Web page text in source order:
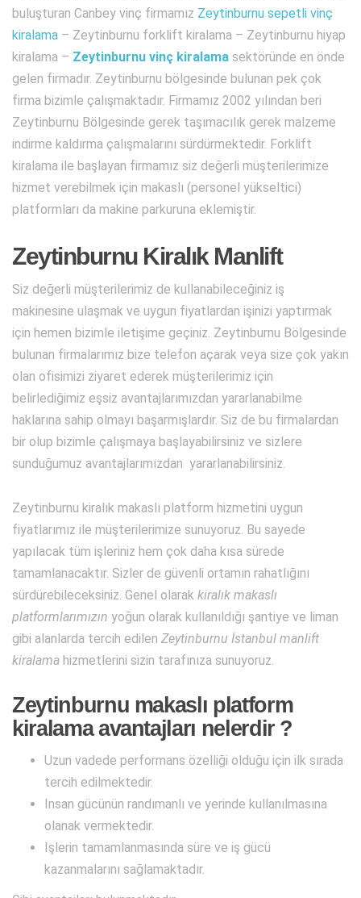
buluşturan Canbey vinç firmamız Zeytinburnu sepetli vinç
kiralama – Zeytinburnu forklift kiralama – Zeytinburnu hiyap
kiralama – Zeytinburnu vinç kiralama sektöründe en önde
gelen firmadır. Zeytinburnu bölgesinde bulunan pek çok
firma bizimle çalışmaktadır. Firmamız 2002 yılından beri
Zeytinburnu Bölgesinde gerek taşımacılık gerek malzeme
indirme kaldırma çalışmalarını sürdürmektedir. Forklift
kiralama ile başlayan firmamız siz değerli müşterilerimize
hizmet verebilmek için makaslı (personel yükseltici)
platformları da makine parkuruna eklemiştir.
Zeytinburnu Kiralık Manlift
Siz değerli müşterilerimiz de kullanabileceğiniz iş
makinesine ulaşmak ve uygun fiyatlardan işinizi yaptırmak
için hemen bizimle iletişime geçiniz. Zeytinburnu Bölgesinde
bulunan firmalarımız bize telefon açarak veya size çok yakın
olan ofisimizi ziyaret ederek müşterilerimiz için
belirlediğimiz eşsiz avantajlarımızdan yararlanabilme
haklarına sahip olmayı başarmışlardır. Siz de bu firmalardan
bir olup bizimle çalışmaya başlayabilirsiniz ve sizlere
sunduğumuz avantajlarımızdan yararlanabilirsiniz.
Zeytinburnu kiralık makaslı platform hizmetini uygun
fiyatlarımız ile müşterilerimize sunuyoruz. Bu sayede
yapılacak tüm işleriniz hem çok daha kısa sürede
tamamlanacaktır. Sizler de güvenli ortamın rahatlığını
sürdürebileceksiniz. Genel olarak kiralık makaslı
platformlarımızın yoğun olarak kullanıldığı şantiye ve liman
gibi alanlarda tercih edilen Zeytinburnu İstanbul manlift
kiralama hizmetlerini sizin tarafınıza sunuyoruz.
Zeytinburnu makaslı platform
kiralama avantajları nelerdir ?
Uzun vadede performans özelliği olduğu için ilk sırada
tercih edilmektedir.
Insan gücünün randımanlı ve yerinde kullanılmasına
olanak vermektedir.
Işlerin tamamlanmasında süre ve iş gücü
kazanmalarını sağlamaktadır.